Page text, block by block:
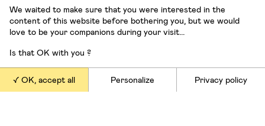
Oct 15 Mobilités Numérique
We waited to make sure that you were interested in the
content of this website before bothering you, but we would
love to be your companions during your visit...
Is that OK with you ?
OK, accept all Personalize Privacy policy